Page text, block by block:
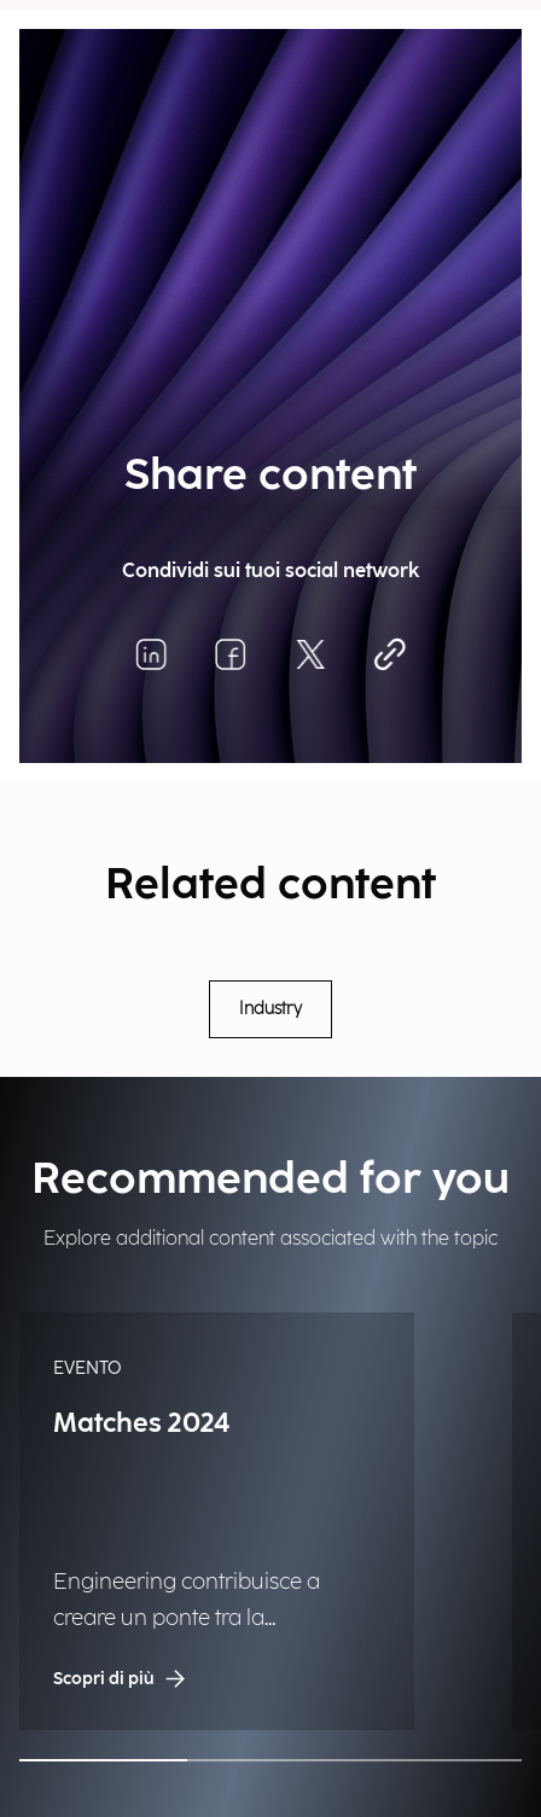
Share content
Condividi sui tuoi social network
Related content
Industry
Recommended for you
Explore additional content associated with the topic
EVENTO
Matches 2024
Engineering contribuisce a
creare un ponte tra la
nuova generazione.
Scopri di più